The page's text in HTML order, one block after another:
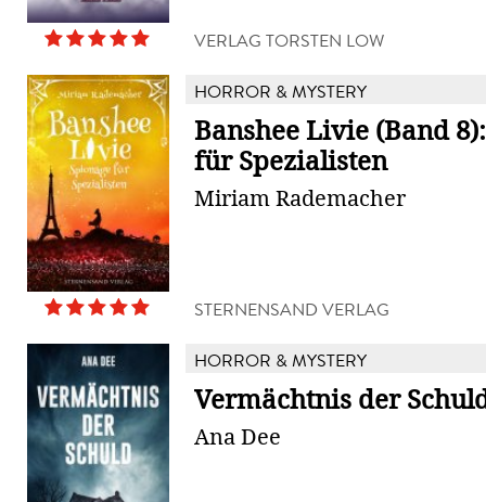
VERLAG TORSTEN LOW
HORROR & MYSTERY
Banshee Livie (Band
für Spezialisten
Miriam Rademacher
STERNENSAND VERLAG
HORROR & MYSTERY
Vermächtnis der
Ana Dee